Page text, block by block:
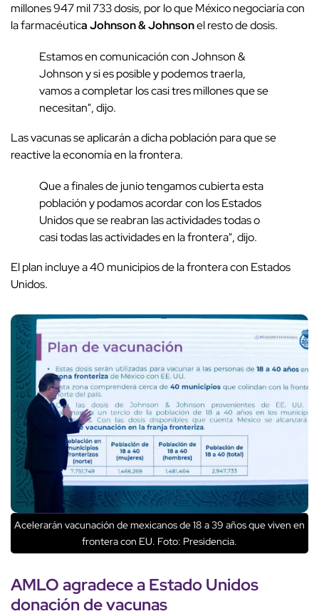
millones 947 mil 733 dosis, por lo que México negociaría con
la farmacéutica Johnson & Johnsonel resto de dosis.
Estamos en comunicación con Johnson &
Johnson y si es posible y podemos traerla,
vamos a completar los casi tres millones que se
necesitan", dijo.
Las vacunas se aplicarán a dicha población para que se
reactive la economía en la frontera.
Que a finales de junio tengamos cubierta esta
población y podamos acordar con los Estados
Unidos que se reabran las actividades todas o
casi todas las actividades en la frontera", dijo.
El plan incluye a 40 municipios de la frontera con Estados
Unidos.
Acelerarán vacunación de mexicanos de 18 a 39 años que viven en
frontera con EU. Foto: Presidencia.
AMLO agradece a Estado Unidos
donación de vacunas